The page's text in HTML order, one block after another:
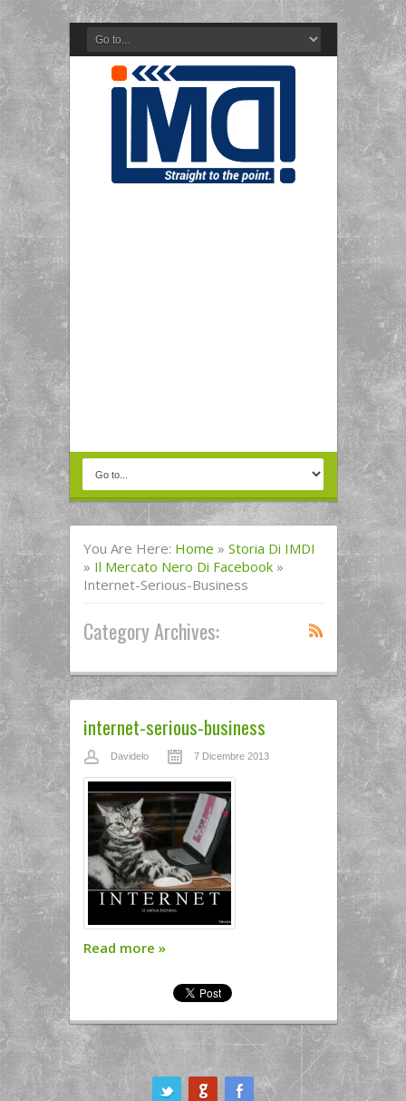
You Are Here: Home » Storia Di IMDI
» Il Mercato Nero Di Facebook »
Internet-Serious-Business
Category Archives:
internet-serious-business
Davidelo 7 Dicembre 2013
Read more »